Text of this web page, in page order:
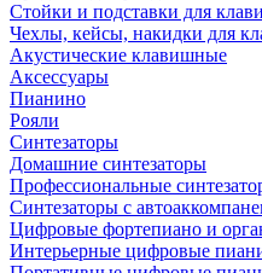
Стойки и подставки для
Чехлы, кейсы, накидки для
Акустические клавишные
Аксессуары
Пианино
Рояли
Синтезаторы
Домашние синтезаторы
Профессиональные
Синтезаторы с
Цифровые фортепиано и
Интерьерные цифровые